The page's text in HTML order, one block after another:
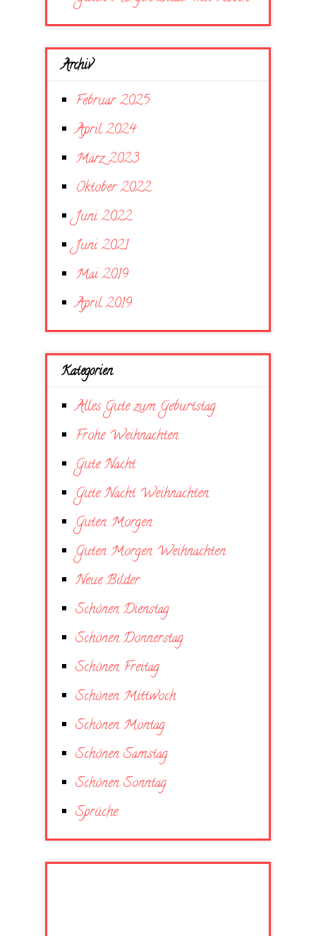
Archiv
Februar 2025
April 2024
März 2023
Oktober 2022
Juni 2022
Juni 2021
Mai 2019
April 2019
Kategorien
Alles Gute zum Geburtstag
Frohe Weihnachten
Gute Nacht
Gute Nacht Weihnachten
Guten Morgen
Guten Morgen Weihnachten
Neue Bilder
Schönen Dienstag
Schönen Donnerstag
Schönen Freitag
Schönen Mittwoch
Schönen Montag
Schönen Samstag
Schönen Sonntag
Sprüche